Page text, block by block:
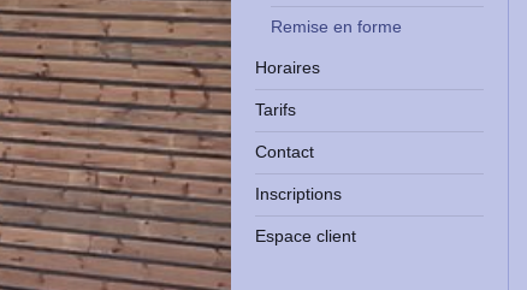
Remise en forme
Horaires
Tarifs
Contact
Inscriptions
Espace client